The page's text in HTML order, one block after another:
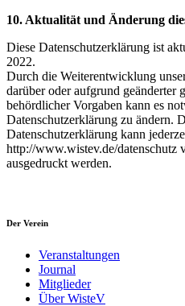
10. Aktualität und Änderung
Diese Datenschutzerklärung ist
2022.
Durch die Weiterentwicklung
darüber oder aufgrund geänderter
behördlicher Vorgaben kann es
Datenschutzerklärung zu ändern.
Datenschutzerklärung kann
http://www.wistev.de/datenschutz
ausgedruckt werden.
Der Verein
Veranstaltungen
Journal
Mitglieder
Über WisteV